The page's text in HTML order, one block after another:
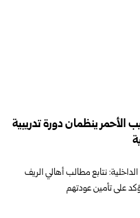
الأحمر ينظمان دورة تدريبية